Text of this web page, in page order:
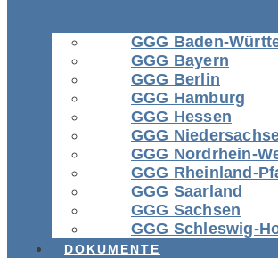
GGG Baden-
GGG Bayern
GGG Berlin
GGG Hamburg
GGG Hessen
GGG
GGG Nordrhein-
GGG Rheinland-
GGG Saarland
GGG Sachsen
GGG Schleswig-
DOKUMENTE